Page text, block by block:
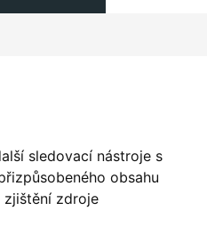
sledovací nástroje s
obsahu
zjištění zdroje